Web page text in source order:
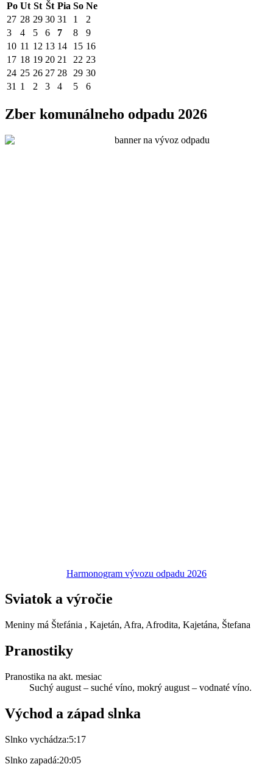
Po Ut St Št Pia So Ne
27 28 29 30 31 1
2
3
4 5 6 7 8
9
10 11 12 13 14 15 16
17 18 19 20 21 22 23
24 25 26 27 28 29 30
31 1 2 3 4 5 6
Zber komunálneho odpadu 2026
Harmonogram vývozu odpadu 2026
Sviatok a výročie
Meniny má Štefánia , Kajetán, Afra, Afrodita, Kajetána, Štefana
Pranostiky
Pranostika na akt. mesiac
Suchý august – suché víno, mokrý august – vodnaté víno.
Východ a západ slnka
Slnko vychádza:5:17
Slnko zapadá:20:05